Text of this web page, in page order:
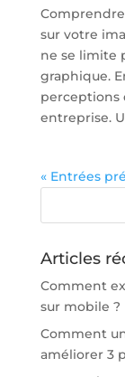
sur votre
ne se limite
graphique.
perceptions
entreprise.
« Entrées
Articles
Comment
sur mobile ?
Comment
améliorer 3